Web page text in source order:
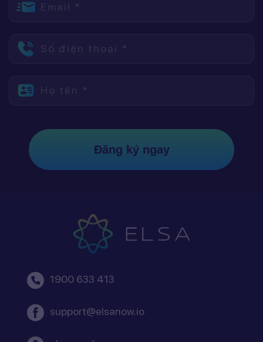
Email *
Số điện thoại *
Họ tên *
Đăng ký ngay
1900 633 413
support@elsanow.io